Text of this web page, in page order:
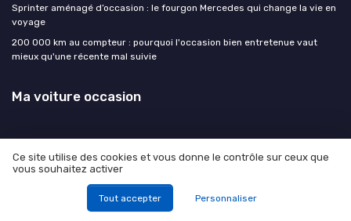
Sprinter aménagé d’occasion : le fourgon Mercedes qui change la vie en
voyage
200 000 km au compteur : pourquoi l'occasion bien entretenue vaut
mieux qu'une récente mal suivie
Ma voiture occasion
Mentions légales
© Ma voiture occasion 2026
Ce site utilise des cookies et vous donne le contrôle sur ceux que
vous souhaitez activer
Tout accepter Personnaliser